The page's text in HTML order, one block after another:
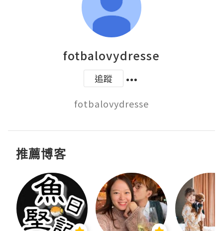
fotbalovydresse
追蹤
fotbalovydresse
推薦博客